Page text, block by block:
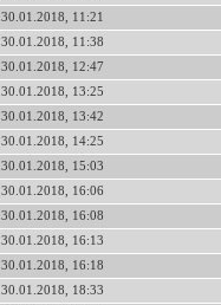
30.01.2018, 11:21
30.01.2018, 11:38
30.01.2018, 12:47
30.01.2018, 13:25
30.01.2018, 13:42
30.01.2018, 14:25
30.01.2018, 15:03
30.01.2018, 16:06
30.01.2018, 16:08
30.01.2018, 16:13
30.01.2018, 16:18
30.01.2018, 18:33